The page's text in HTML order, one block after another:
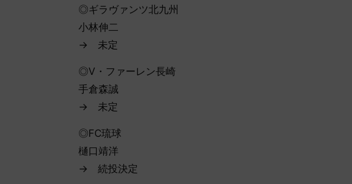
◎ギラヴァンツ北九州
小林伸二
→ 未定
◎V・ファーレン長崎
手倉森誠
→ 未定
◎FC琉球
樋口靖洋
→ 続投決定